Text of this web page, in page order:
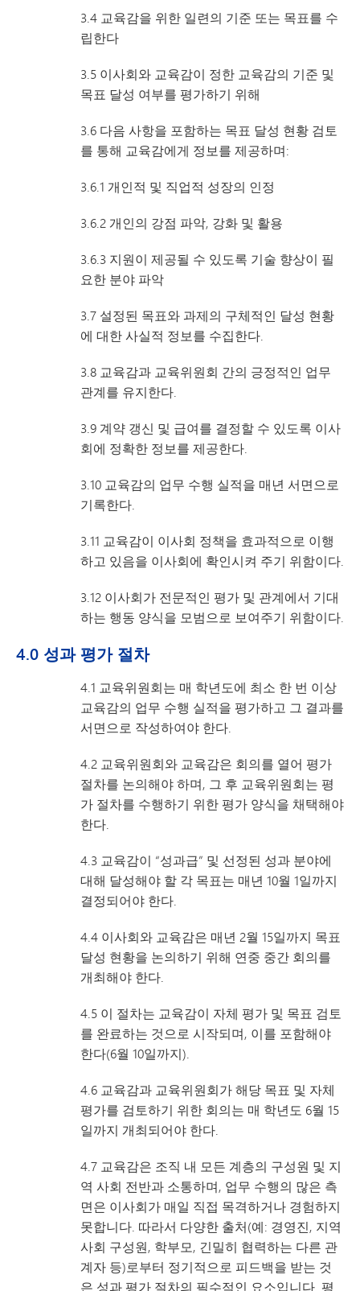
3.4 교육감을 위한 일련의 기준 또는 목표를 수
립한다
3.5 이사회와 교육감이 정한 교육감의 기준 및
목표 달성 여부를 평가하기 위해
3.6 다음 사항을 포함하는 목표 달성 현황 검토
를 통해 교육감에게 정보를 제공하며:
3.6.1 개인적 및 직업적 성장의 인정
3.6.2 개인의 강점 파악, 강화 및 활용
3.6.3 지원이 제공될 수 있도록 기술 향상이 필
요한 분야 파악
3.7 설정된 목표와 과제의 구체적인 달성 현황
에 대한 사실적 정보를 수집한다.
3.8 교육감과 교육위원회 간의 긍정적인 업무
관계를 유지한다.
3.9 계약 갱신 및 급여를 결정할 수 있도록 이사
회에 정확한 정보를 제공한다.
3.10 교육감의 업무 수행 실적을 매년 서면으로
기록한다.
3.11 교육감이 이사회 정책을 효과적으로 이행
하고 있음을 이사회에 확인시켜 주기 위함이다.
3.12 이사회가 전문적인 평가 및 관계에서 기대
하는 행동 양식을 모범으로 보여주기 위함이다.
4.0 성과 평가 절차
4.1 교육위원회는 매 학년도에 최소 한 번 이상
교육감의 업무 수행 실적을 평가하고 그 결과를
서면으로 작성하여야 한다.
4.2 교육위원회와 교육감은 회의를 열어 평가
절차를 논의해야 하며, 그 후 교육위원회는 평
가 절차를 수행하기 위한 평가 양식을 채택해야
한다.
4.3 교육감이 “성과급” 및 선정된 성과 분야에
대해 달성해야 할 각 목표는 매년 10월 1일까지
결정되어야 한다.
4.4 이사회와 교육감은 매년 2월 15일까지 목표
달성 현황을 논의하기 위해 연중 중간 회의를
개최해야 한다.
4.5 이 절차는 교육감이 자체 평가 및 목표 검토
를 완료하는 것으로 시작되며, 이를 포함해야
한다(6월 10일까지).
4.6 교육감과 교육위원회가 해당 목표 및 자체
평가를 검토하기 위한 회의는 매 학년도 6월 15
일까지 개최되어야 한다.
4.7 교육감은 조직 내 모든 계층의 구성원 및 지
역 사회 전반과 소통하며, 업무 수행의 많은 측
면은 이사회가 매일 직접 목격하거나 경험하지
못합니다. 따라서 다양한 출처(예: 경영진, 지역
사회 구성원, 학부모, 긴밀히 협력하는 다른 관
계자 등)로부터 정기적으로 피드백을 받는 것
은 성과 평가 절차의 필수적인 요소입니다. 평